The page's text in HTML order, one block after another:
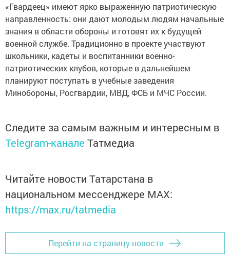
«Гвардеец» имеют ярко выраженную патриотическую
направленность: они дают молодым людям начальные
знания в области обороны и готовят их к будущей
военной службе. Традиционно в проекте участвуют
школьники, кадеты и воспитанники военно-
патриотических клубов, которые в дальнейшем
планируют поступать в учебные заведения
Минобороны, Росгвардии, МВД, ФСБ и МЧС России.
Следите за самым важным и интересным в
Telegram-канале Татмедиа
Читайте новости Татарстана в
национальном мессенджере MАХ:
https://max.ru/tatmedia
Перейти на страницу новости